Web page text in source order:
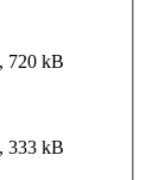
720 kB
333 kB